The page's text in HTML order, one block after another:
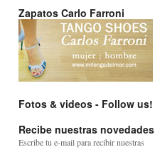
Zapatos Carlo Farroni
Fotos & videos - Follow us!
Recibe nuestras novedades
Escribe tu e-mail para recibir nuestras